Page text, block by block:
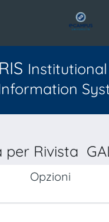
Institutional
per Rivista
Opzioni